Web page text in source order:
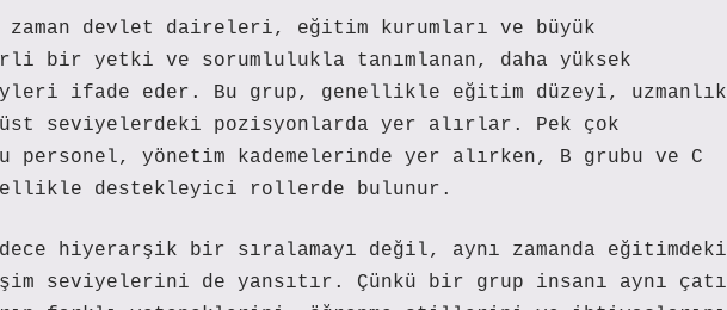
zaman devlet daireleri, eğitim kurumları ve büyük
bir yetki ve sorumlulukla tanımlanan, daha yüksek
ifade eder. Bu grup, genellikle eğitim düzeyi, uzmanlık
seviyelerdeki pozisyonlarda yer alırlar. Pek çok
personel, yönetim kademelerinde yer alırken, B grubu ve C
destekleyici rollerde bulunur.
hiyerarşik bir sıralamayı değil, aynı zamanda eğitimdeki
seviyelerini de yansıtır. Çünkü bir grup insanı aynı çatı